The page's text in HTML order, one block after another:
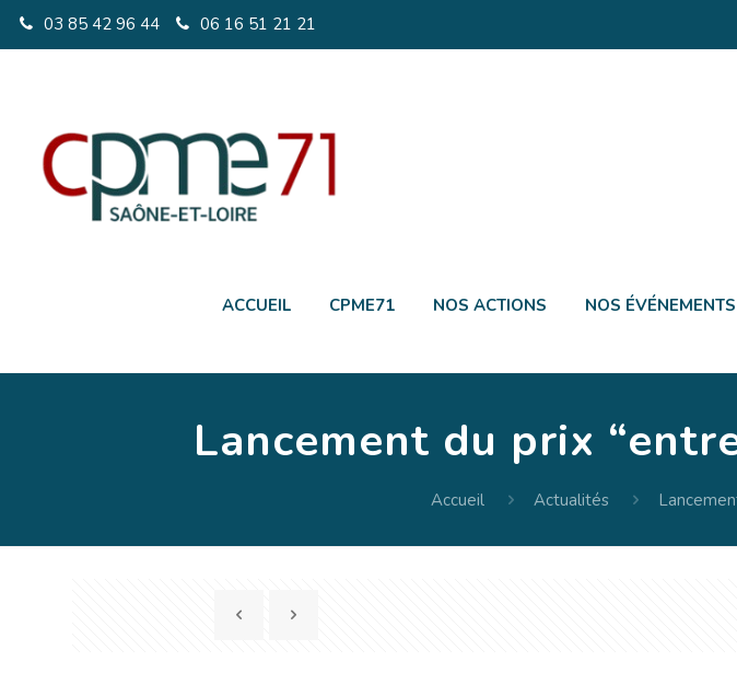
03 85 42 96 44 06 16 51 21 21
ACCUEIL CPME71 NOS ACTIONS NOS ÉVÉNEMENTS
Lancement du prix
Accueil Actualités